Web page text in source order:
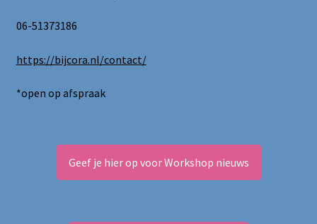
06-51373186
https://bijcora.nl/contact/
*open op afspraak
Geef je hier op voor Workshop nieuws